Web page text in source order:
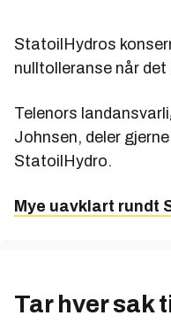
StatoilHydros
nulltolleranse når det
Telenors
Johnsen, deler
StatoilHydro.
Mye uavklart rundt
Tar hver sak